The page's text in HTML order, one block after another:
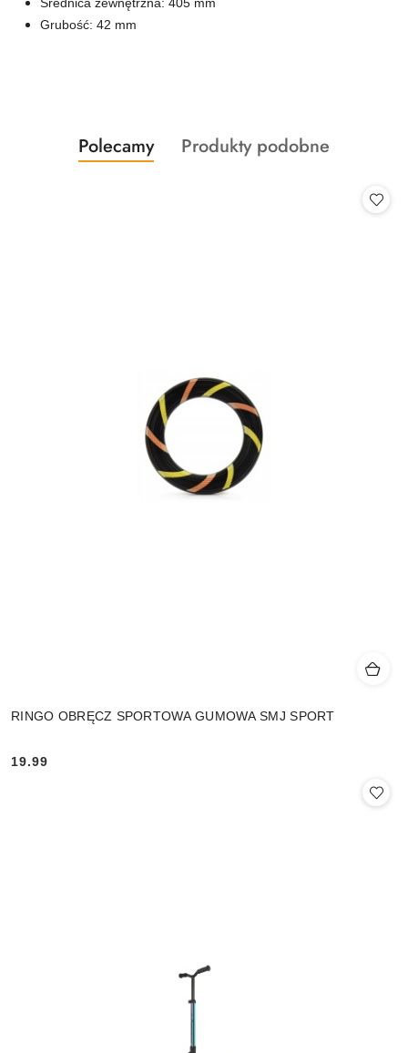
Grubość: 42 mm
Pomiń karuzelę produktów
Produkty
o
Polecamy
Produkty
Produkty podobne
RINGO OBRĘCZ SPORTOWA GUMOWA SMJ SPORT
Cena:
19.99